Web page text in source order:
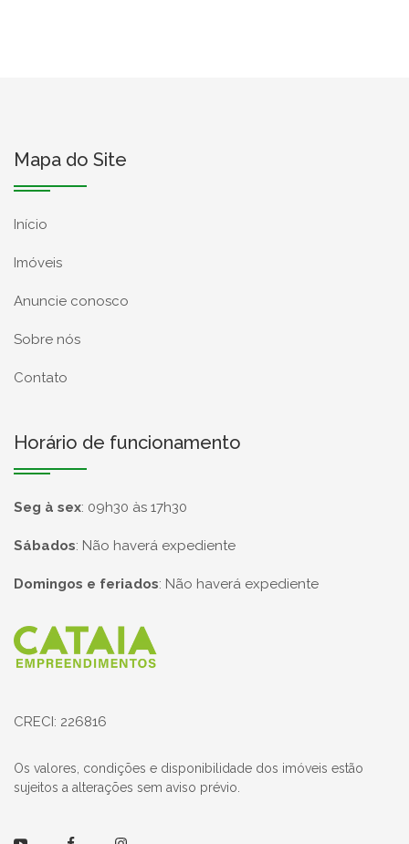
Mapa do Site
Início
Imóveis
Anuncie conosco
Sobre nós
Contato
Horário de funcionamento
Seg à sex: 09h30 às 17h30
Sábados: Não haverá expediente
Domingos e feriados: Não haverá expediente
Página inicial
CRECI: 226816
Os valores, condições e disponibilidade dos imóveis estão
sujeitos a alterações sem aviso prévio.